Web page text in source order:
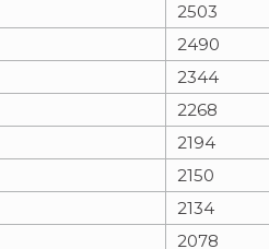
2503
2490
2344
2268
2194
2150
2134
2078